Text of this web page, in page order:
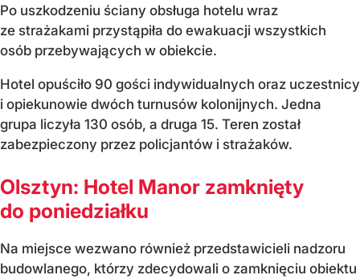
Po uszkodzeniu ściany obsługa hotelu wraz
ze strażakami przystąpiła do ewakuacji wszystkich
osób przebywających w obiekcie.
Hotel opuściło 90 gości indywidualnych oraz uczestnicy
i opiekunowie dwóch turnusów kolonijnych. Jedna
grupa liczyła 130 osób, a druga 15. Teren został
zabezpieczony przez policjantów i strażaków.
Olsztyn: Hotel Manor zamknięty
do poniedziałku
Na miejsce wezwano również przedstawicieli nadzoru
budowlanego, którzy zdecydowali o zamknięciu obiektu